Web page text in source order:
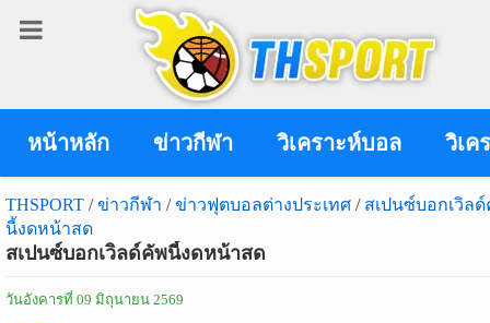
หน้าหลัก ข่าวกีฬา วิเคราะห์บอล วิเค
THSPORT / ข่าวกีฬา / ข่าวฟุตบอลต่างประเทศ / สเปนซ์บอกเวิล
นี้งดหน้าสด
สเปนซ์บอกเวิลด์คัพนี้งดหน้าสด
วันอังคารที่ 09 มิถุนายน 2569
เข้า
เข้าสู่ระบบ
เข้าสู่ระบบด้วย facebook